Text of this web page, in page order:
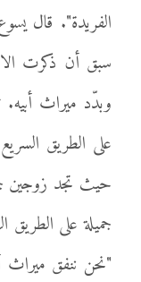
الفريدة". قال
سبق أن ذكرت
وبدّد ميراث أبيه.
على الطريق
حيث تجد زوجين
جميلة على الطريق
"نحن ننفق ميراث